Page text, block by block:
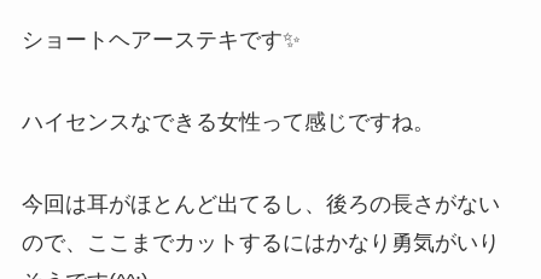
ショートヘアーステキです✨
ハイセンスなできる女性って感じですね。
今回は耳がほとんど出てるし、後ろの長さがない
ので、ここまでカットするにはかなり勇気がいり